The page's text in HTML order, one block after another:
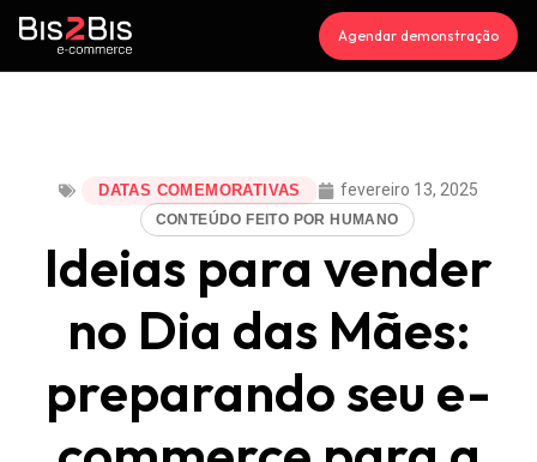
Agendar demonstração
DATAS COMEMORATIVAS fevereiro 13, 2025
CONTEÚDO FEITO POR HUMANO
Ideias para vender
no Dia das Mães:
preparando seu e-